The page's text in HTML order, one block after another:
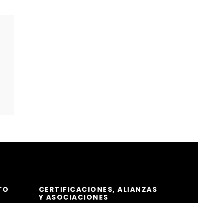
CERTIFICACIONES, ALIANZAS
Y ASOCIACIONES